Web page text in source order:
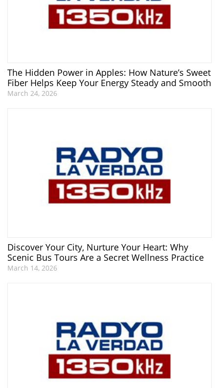
The Hidden Power in Apples: How Nature’s Sweet
Fiber Helps Keep Your Energy Steady and Smooth
March 24, 2026
Discover Your City, Nurture Your Heart: Why
Scenic Bus Tours Are a Secret Wellness Practice
March 14, 2026